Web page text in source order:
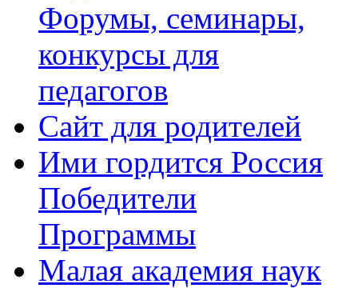
Форумы, семинары,
конкурсы для
педагогов
Сайт для родителей
Ими гордится Россия
Победители
Программы
Малая академия наук